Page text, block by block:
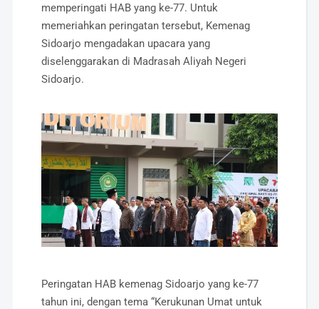
memperingati HAB yang ke-77. Untuk
memeriahkan peringatan tersebut, Kemenag
Sidoarjo mengadakan upacara yang
diselenggarakan di Madrasah Aliyah Negeri
Sidoarjo.
Peringatan HAB kemenag Sidoarjo yang ke-77
tahun ini, dengan tema “Kerukunan Umat untuk